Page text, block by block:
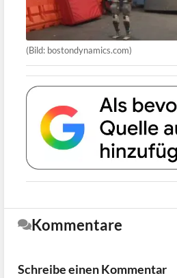
(Bild: bostondynamics.com)
Kommentare
Schreibe einen Kommentar